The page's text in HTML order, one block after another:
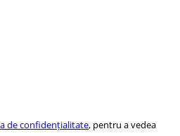
de confidențialitate, pentru a vedea